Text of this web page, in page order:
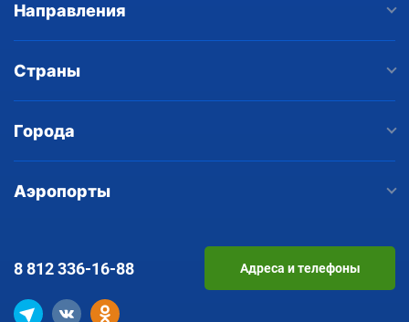
Направления
Страны
Города
Аэропорты
8 812336-16-88 Адреса и телефоны